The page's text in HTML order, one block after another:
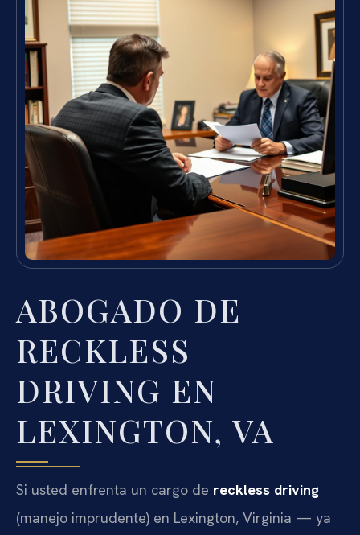
ABOGADO DE
RECKLESS
DRIVING EN
LEXINGTON, VA
Si usted enfrenta un cargo de reckless driving
(manejo imprudente) en Lexington, Virginia — ya